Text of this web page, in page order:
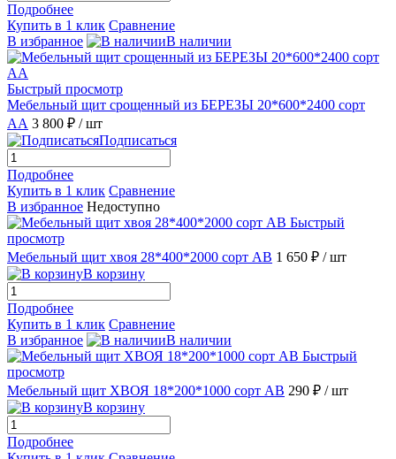
Подробнее
Купить в 1 клик Сравнение
В избранное
В наличии
Быстрый просмотр
Мебельный щит срощенный из БЕРЕЗЫ 20*600*2400 сорт
АА 3 800 ₽ / шт
Подписаться
Подробнее
Купить в 1 клик Сравнение
В избранное Недоступно
Быстрый
просмотр
Мебельный щит хвоя 28*400*2000 сорт АВ 1 650 ₽ / шт
В корзину
Подробнее
Купить в 1 клик Сравнение
В избранное
В наличии
Быстрый
просмотр
Мебельный щит ХВОЯ 18*200*1000 сорт АВ 290 ₽ / шт
В корзину
Подробнее